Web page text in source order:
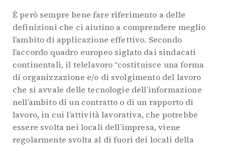
È però sempre bene fare riferimento a delle
definizioni che ci aiutino a comprendere meglio
l’ambito di applicazione effettivo. Secondo
l’accordo quadro europeo siglato dai sindacati
continentali, il telelavoro “costituisce una forma
di organizzazione e/o di svolgimento del lavoro
che si avvale delle tecnologie dell’informazione
nell’ambito di un contratto o di un rapporto di
lavoro, in cui l’attività lavorativa, che potrebbe
essere svolta nei locali dell’impresa, viene
regolarmente svolta al di fuori dei locali della